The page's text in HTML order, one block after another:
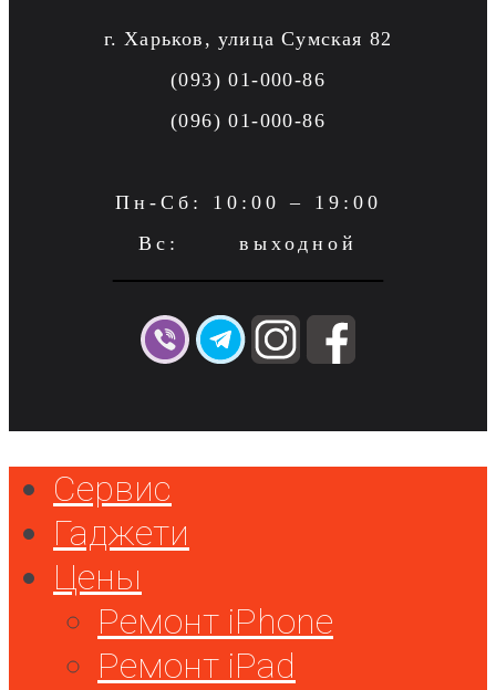
г. Харьков, улица Сумская 82
(093) 01-000-86
(096) 01-000-86
Пн-Сб: 10:00 – 19:00
Вс: выходной
Сервис
Гаджети
Цены
Ремонт iPhone
Ремонт iPad